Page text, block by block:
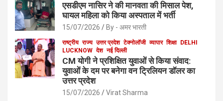
एसडीएम नासिर ने की मानवता की मिसाल पेश,
घायल महिला को किया अस्पताल में भर्ती
15/07/2026 By - अमर भारती
राष्ट्रीय राज्य उत्तर प्रदेश टेक्नोलॉजी व्यापार शिक्षा
DELHI
LUCKNOW देश नई दिल्ली
CM योगी ने प्रशिक्षित युवाओं से किया संवाद:
युवाओं के दम पर बनेगा वन ट्रिलियन डॉलर का
उत्तर प्रदेश
15/07/2026 Virat Sharma